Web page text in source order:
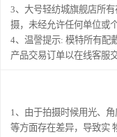
3、大号轻纺城旗舰店所
摄，未经允许任何单位或
4、温謦提示: 模特所有配
产品交易订单以在线客服
1、由于拍摄时候用光、
等方面存在差异，导致实